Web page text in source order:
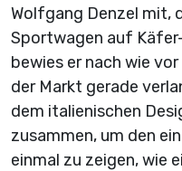
Wolfgang Denzel mit,
Sportwagen auf
bewies er nach wie
der Markt gerade
dem italienischen
zusammen, um den
einmal zu zeigen, wie